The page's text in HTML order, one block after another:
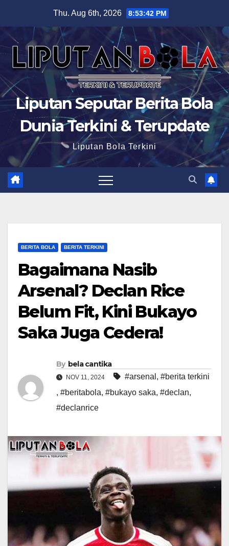
content
Thu. Aug 6th, 2026 8:53:43 PM
Liputan Seputar Berita Bola
Dunia Terkini & Terupdate
Liputan Bola Terkini
BERITA BOLA BERITA TERKINI
Bagaimana Nasib
Arsenal? Declan Rice
Belum Fit, Kini Bukayo
Saka Juga Cedera!
By bela cantika
NOV 11, 2024 #arsenal , #berita terkini
, #beritabola, #bukayo saka, #declan,
#declanrice